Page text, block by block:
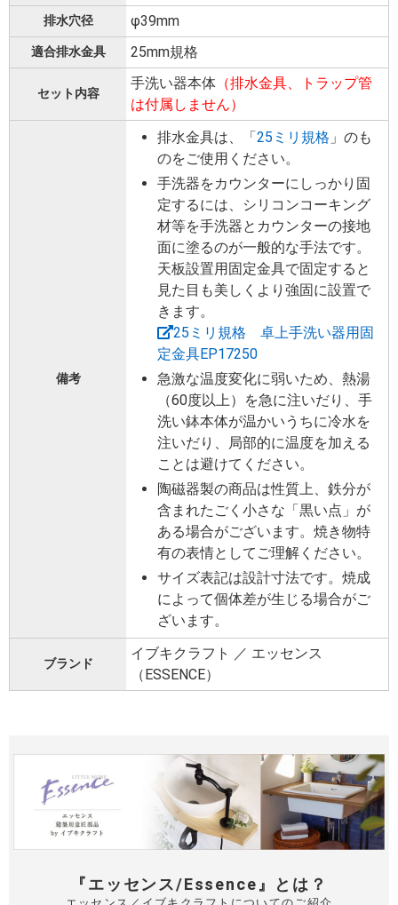
排水穴径 φ39mm
適合排水金具 25mm規格
セット内容
手洗い器本体 （排水金具、トラップ管
は付属しません）
備考
排水金具は、「 25ミリ規格 」のも
のをご使用ください。
手洗器をカウンターにしっかり固
定するには、シリコンコーキング
材等を手洗器とカウンターの接地
面に塗るのが一般的な手法です。
天板設置用固定金具で固定すると
見た目も美しくより強固に設置で
きます。
25ミリ規格 卓上手洗い器用固
定金具EP17250
急激な温度変化に弱いため、熱湯
（60度以上）を急に注いだり、手
洗い鉢本体が温かいうちに冷水を
注いだり、局部的に温度を加える
ことは避けてください。
陶磁器製の商品は性質上、鉄分が
含まれたごく小さな「黒い点」が
ある場合がございます。焼き物特
有の表情としてご理解ください。
サイズ表記は設計寸法です。焼成
によって個体差が生じる場合がご
ざいます。
ブランド
イブキクラフト ／ エッセンス
（ESSENCE）
『エッセンス/Essence』とは？